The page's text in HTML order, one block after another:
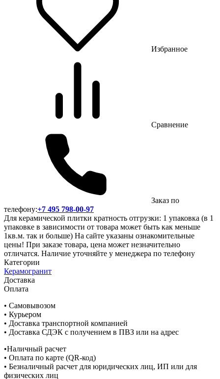
Избранное
Сравнение
Заказ по
телефону:+7 495 798-00-97
Для керамической плитки кратность отгрузки: 1 упаковка (в 1
упаковке в зависимости от товара может быть как меньше
1кв.м. так и больше) На сайте указаны ознакомительные
цены! При заказе товара, цена может незначительно
отличатся. Наличие уточняйте у менеджера по телефону
Категории
Керамогранит
Доставка
Оплата
• Самовывозом
• Курьером
• Доставка транспортной компанией
• Доставка СДЭК с получением в ПВЗ или на адрес
•Наличный расчет
• Оплата по карте (QR-код)
• Безналичный расчет для юридических лиц, ИП или для
физических лиц